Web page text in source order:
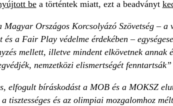
bea történtek miatt, ezt a beadványt
Országos Korcsolyázó Szövetség –
a Fair Play védelme érdekében –
mellett, illetve mindent elkövetnek annak
nemzetközi elismertségét fenntartsák”
elfogult bíráskodást a MOB és a MOKSZ
tisztességes és az olimpiai mozgalomhoz